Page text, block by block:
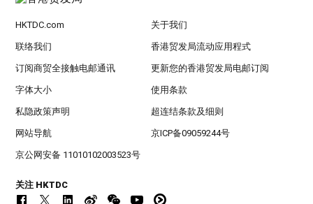
HKTDC.com 关于我们
联络我们 香港贸发局流动应用程式
订阅商贸全接触电邮通讯 更新您的香港贸发局电邮订阅
字体大小 使用条款
私隐政策声明 超连结条款及细则
网站导航 京ICP备09059244号
京公网安备 11010102003523号
关注 HKTDC